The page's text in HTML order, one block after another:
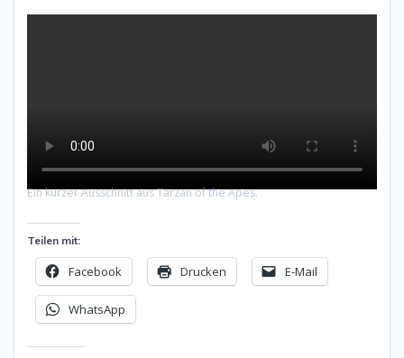
Ein kurzer Ausschnitt aus Tarzan of the Apes.
Teilen mit:
Facebook Drucken E-Mail
WhatsApp